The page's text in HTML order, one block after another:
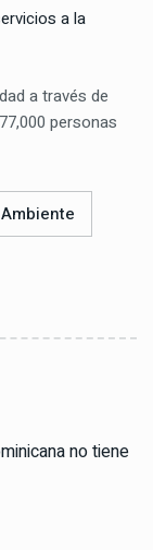
a la
a través de
personas
no tiene